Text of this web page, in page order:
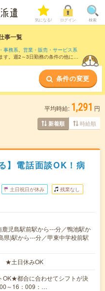
気になる! ログイン 検索
事一覧
事務系、 営業・販売・サービス系
す。週2～3日勤務の条件の他に、
条件の変更
平均時給: 1,291 円
新着順 時給順
】電話面談OK！病
土日祝日が休み 残業なし
児島駅前駅から---分／鴨池駅か
県)駅から---分／甲東中学校前駅
★土日休みOK
都合に合わせてシフトが決
～16：009：…